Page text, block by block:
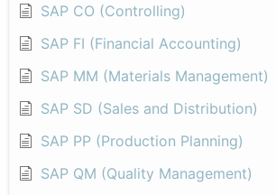
SAP CO (Controlling)
SAP FI (Financial Accounting)
SAP MM (Materials Management)
SAP SD (Sales and Distribution)
SAP PP (Production Planning)
SAP QM (Quality Management)